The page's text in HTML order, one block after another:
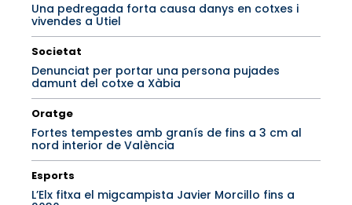
Una pedregada forta causa danys en cotxes i
vivendes a Utiel
Societat
Denunciat per portar una persona pujades
damunt del cotxe a Xàbia
Oratge
Fortes tempestes amb granís de fins a 3 cm al
nord interior de València
Esports
L’Elx fitxa el migcampista Javier Morcillo fins a